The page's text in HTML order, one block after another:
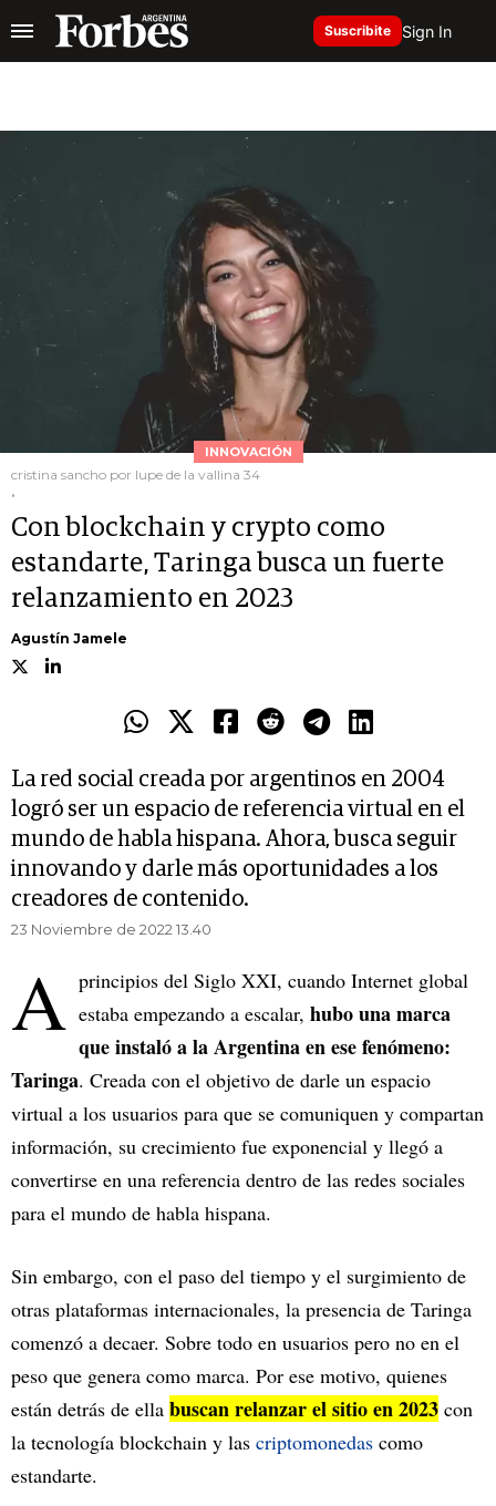
Suscribite Sign In
INNOVACIÓN
cristina sancho por lupe de la vallina 34
.
Con blockchain y crypto como
estandarte, Taringa busca un fuerte
relanzamiento en 2023
Agustín Jamele
La red social creada por argentinos en 2004
logró ser un espacio de referencia virtual en el
mundo de habla hispana. Ahora, busca seguir
innovando y darle más oportunidades a los
creadores de contenido.
23 Noviembre de 2022 13.40
A principios del Siglo XXI, cuando Internet global
estaba empezando a escalar, hubo una marca
que instaló a la Argentina en ese fenómeno:
Taringa. Creada con el objetivo de darle un espacio
virtual a los usuarios para que se comuniquen y compartan
información, su crecimiento fue exponencial y llegó a
convertirse en una referencia dentro de las redes sociales
para el mundo de habla hispana.
Sin embargo, con el paso del tiempo y el surgimiento de
otras plataformas internacionales, la presencia de Taringa
comenzó a decaer. Sobre todo en usuarios pero no en el
peso que genera como marca. Por ese motivo, quienes
están detrás de ella buscan relanzar el sitio en 2023 con
la tecnología blockchain y las criptomonedas como
estandarte.